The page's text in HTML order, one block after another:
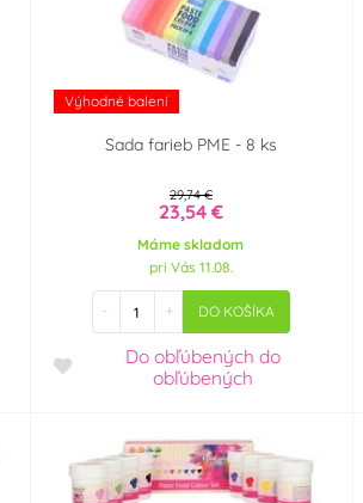
Výhodné balení
Sada farieb PME - 8 ks
29,74 €
23,54 €
Máme skladom
pri Vás 11.08.
- + DO KOŠÍKA
Do obľúbenýchdo
obľúbených